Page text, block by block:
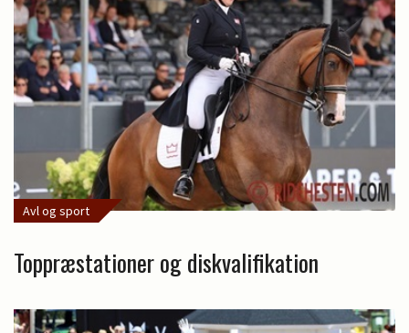
Avl og sport
Toppræstationer og diskvalifikation